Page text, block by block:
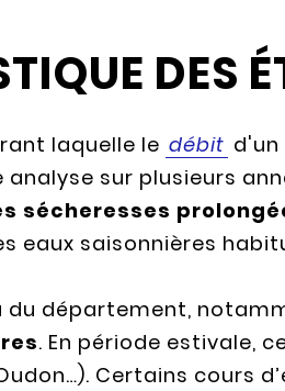
DES
laquelle le débit
sur plusieurs
sécheresses
eaux saisonnières
du département,
. En période estivale,
Certains cours